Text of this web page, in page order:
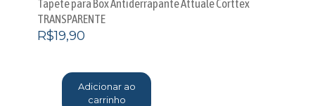
Tapete para Box Antiderrapante Attuale Corttex
TRANSPARENTE
R$19,90
Adicionar ao
carrinho